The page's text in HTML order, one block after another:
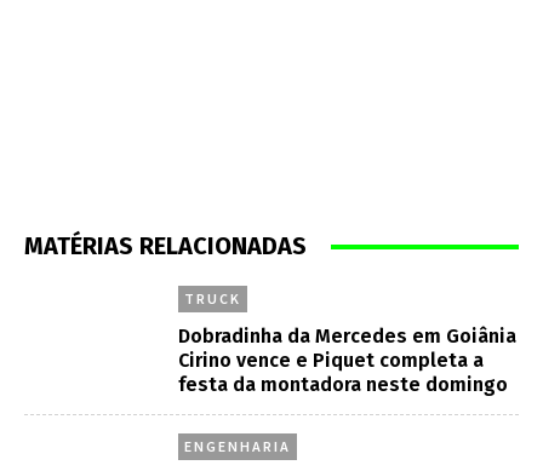
MATÉRIAS RELACIONADAS
TRUCK
Dobradinha da Mercedes em Goiânia
Cirino vence e Piquet completa a
festa da montadora neste domingo
ENGENHARIA